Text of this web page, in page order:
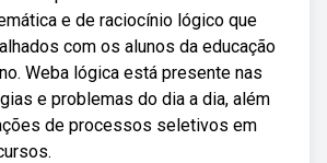
e de raciocínio lógico que
com os alunos da educação
Weba lógica está presente nas
e problemas do dia a dia, além
de processos seletivos em